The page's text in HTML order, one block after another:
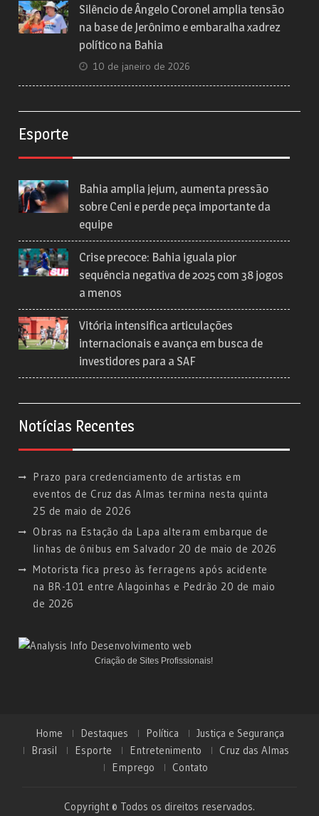
Silêncio de Ângelo Coronel amplia tensão
na base de Jerônimo e embaralha xadrez
político na Bahia
10 de janeiro de 2026
Esporte
Bahia amplia jejum, aumenta pressão
sobre Ceni e perde peça importante da
equipe
Crise precoce: Bahia iguala pior
sequência negativa de 2025 com 38 jogos
a menos
Vitória intensifica articulações
internacionais e avança em busca de
investidores para a SAF
Notícias Recentes
Prazo para credenciamento de artistas em
eventos de Cruz das Almas termina nesta quinta
25 de maio de 2026
Obras na Estação da Lapa alteram embarque de
linhas de ônibus em Salvador 20 de maio de 2026
Motorista fica preso às ferragens após acidente
na BR-101 entre Alagoinhas e Pedrão 20 de maio
de 2026
Criação de Sites Profissionais!
Home Destaques Política
Justiça e Segurança
Brasil
Esporte Entretenimento
Cruz das Almas
Emprego
Contato
Copyright © Todos os direitos reservados.